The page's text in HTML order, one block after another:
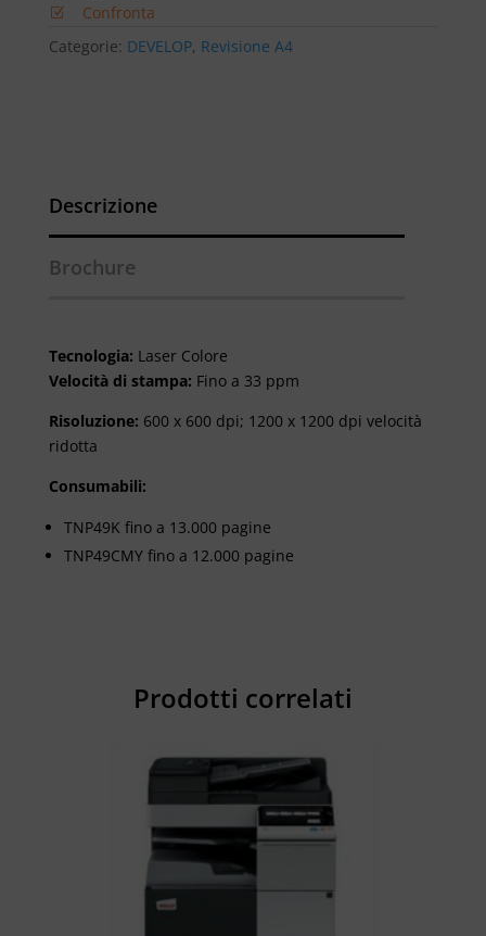
Confronta
Categorie: DEVELOP, Revisione A4
Descrizione
Brochure
Tecnologia: Laser Colore
Velocità di stampa: Fino a 33 ppm
Risoluzione: 600 x 600 dpi; 1200 x 1200 dpi velocità
ridotta
Consumabili:
TNP49K fino a 13.000 pagine
TNP49CMY fino a 12.000 pagine
Prodotti correlati